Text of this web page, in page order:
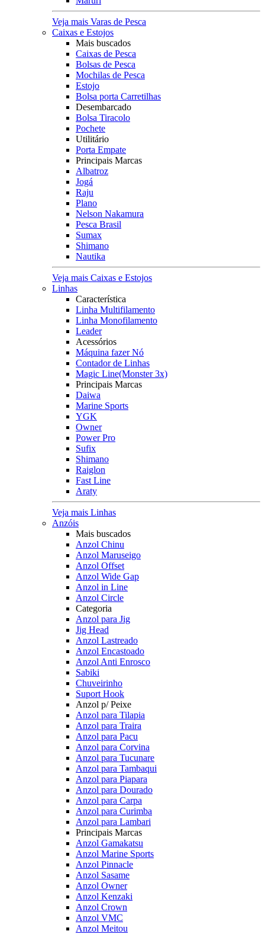
Veja mais Varas de Pesca
Caixas e Estojos
Mais buscados
Caixas de Pesca
Bolsas de Pesca
Mochilas de Pesca
Estojo
Bolsa porta Carretilhas
Desembarcado
Bolsa Tiracolo
Pochete
Utilitário
Porta Empate
Principais Marcas
Albatroz
Jogá
Raju
Plano
Nelson Nakamura
Pesca Brasil
Sumax
Shimano
Nautika
Veja mais Caixas e Estojos
Linhas
Característica
Linha Multifilamento
Linha Monofilamento
Leader
Acessórios
Máquina fazer Nó
Contador de Linhas
Magic Line(Monster 3x)
Principais Marcas
Daiwa
Marine Sports
YGK
Owner
Power Pro
Sufix
Shimano
Raiglon
Fast Line
Araty
Veja mais Linhas
Anzóis
Mais buscados
Anzol Chinu
Anzol Maruseigo
Anzol Offset
Anzol Wide Gap
Anzol in Line
Anzol Circle
Categoria
Anzol para Jig
Jig Head
Anzol Lastreado
Anzol Encastoado
Anzol Anti Enrosco
Sabiki
Chuveirinho
Suport Hook
Anzol p/ Peixe
Anzol para Tilapia
Anzol para Traira
Anzol para Pacu
Anzol para Corvina
Anzol para Tucunare
Anzol para Tambaqui
Anzol para Piapara
Anzol para Dourado
Anzol para Carpa
Anzol para Curimba
Anzol para Lambari
Principais Marcas
Anzol Gamakatsu
Anzol Marine Sports
Anzol Pinnacle
Anzol Sasame
Anzol Owner
Anzol Kenzaki
Anzol Crown
Anzol VMC
Anzol Meitou